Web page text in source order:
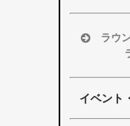
その
ラウ
イベント